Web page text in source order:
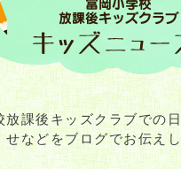
放課後キッズクラブでの
せなどをブログでお伝え